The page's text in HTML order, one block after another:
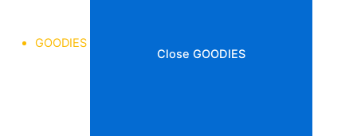
GOODIES
Close GOODIES